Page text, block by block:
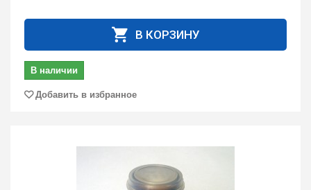
В КОРЗИНУ
В наличии
Добавить в избранное